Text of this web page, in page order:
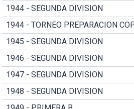
1944 - SEGUNDA DIVISION
1944 - TORNEO PREPARACION
1945 - SEGUNDA DIVISION
1946 - SEGUNDA DIVISION
1947 - SEGUNDA DIVISION
1948 - SEGUNDA DIVISION